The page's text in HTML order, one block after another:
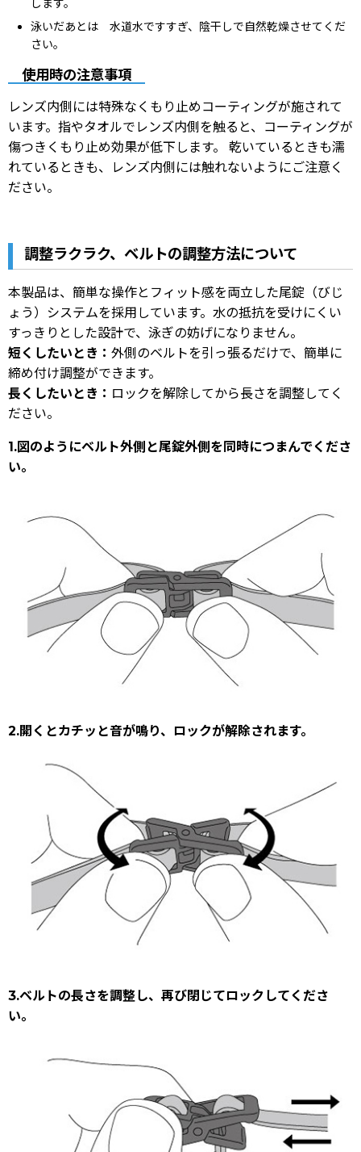
します。
泳いだあとは 水道水ですすぎ、陰干しで自然乾燥させてくだ
さい。
使用時の注意事項
レンズ内側には特殊なくもり止めコーティングが施されて
います。指やタオルでレンズ内側を触ると、コーティングが
傷つきくもり止め効果が低下します。 乾いているときも濡
れているときも、レンズ内側には触れないようにご注意く
ださい。
調整ラクラク、ベルトの調整方法について
本製品は、簡単な操作とフィット感を両立した尾錠（びじ
ょう）システムを採用しています。水の抵抗を受けにくい
すっきりとした設計で、泳ぎの妨げになりません。
短くしたいとき： 外側のベルトを引っ張るだけで、簡単に
締め付け調整ができます。
長くしたいとき： ロックを解除してから長さを調整してく
ださい。
1.図のようにベルト外側と尾錠外側を同時につまんでくださ
い。
2.開くとカチッと音が鳴り、ロックが解除されます。
3.ベルトの長さを調整し、再び閉じてロックしてくださ
い。